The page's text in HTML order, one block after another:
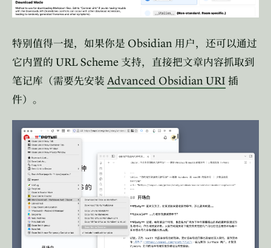
特别值得一提，如果你是 Obsidian 用户，还可以通过
它内置的 URL Scheme 支持，直接把文章内容抓取到
笔记库（需要先安装 Advanced Obsidian URI 插
件）。